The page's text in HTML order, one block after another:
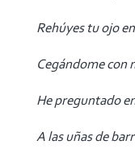
Rehúyes tu ojo
Cegándome con
He preguntado
A las uñas de